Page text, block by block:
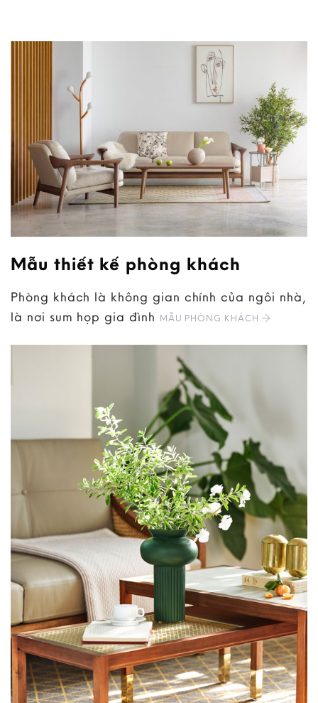
Mẫu thiết kế phòng khách
Phòng khách là không gian chính của ngôi nhà,
là nơi sum họp gia đình MẪU PHÒNG KHÁCH